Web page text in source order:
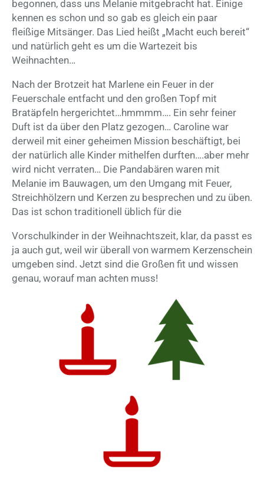
begonnen, dass uns Melanie mitgebracht hat. Einige
kennen es schon und so gab es gleich ein paar
fleißige Mitsänger. Das Lied heißt „Macht euch bereit“
und natürlich geht es um die Wartezeit bis
Weihnachten…
Nach der Brotzeit hat Marlene ein Feuer in der
Feuerschale entfacht und den großen Topf mit
Bratäpfeln hergerichtet…hmmmm…. Ein sehr feiner
Duft ist da über den Platz gezogen… Caroline war
derweil mit einer geheimen Mission beschäftigt, bei
der natürlich alle Kinder mithelfen durften….aber mehr
wird nicht verraten… Die Pandabären waren mit
Melanie im Bauwagen, um den Umgang mit Feuer,
Streichhölzern und Kerzen zu besprechen und zu üben.
Das ist schon traditionell üblich für die
Vorschulkinder in der Weihnachtszeit, klar, da passt es
ja auch gut, weil wir überall von warmem Kerzenschein
umgeben sind. Jetzt sind die Großen fit und wissen
genau, worauf man achten muss!